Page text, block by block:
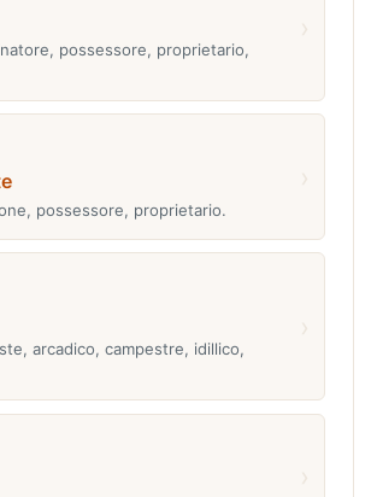
possessore, proprietario,
possessore, proprietario.
arcadico, campestre, idillico,